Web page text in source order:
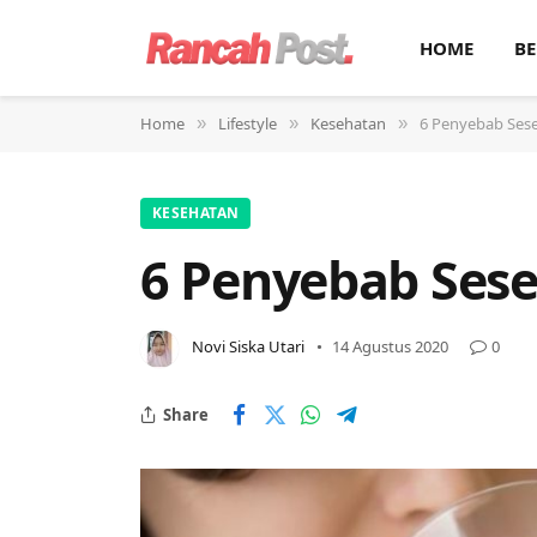
HOME
Home » Lifestyle » Kesehatan » 6 Penyebab
KESEHATAN
6 Penyebab
Novi Siska Utari 14 Agustus 2020 0
Share